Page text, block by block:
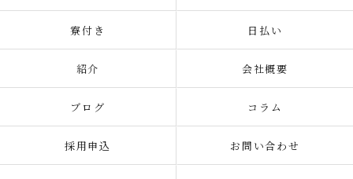
寮付き 日払い
紹介 会社概要
ブログ コラム
採用申込 お問い合わせ